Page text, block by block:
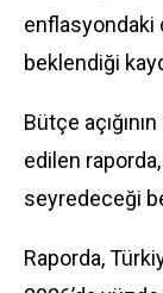
enflasyondaki
beklendiği
Bütçe
edilen
seyredeceği
Raporda,